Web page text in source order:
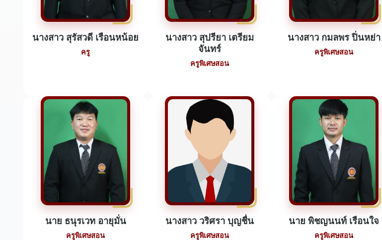
นางสาว สุรัสวดี เรือนหน้อย
ครู
นางสาว สุปรียา เตรียม
จันทร์
ครูพิเศษสอน
นางสาว กมลพร ปิ่นหย่า
ครูพิเศษสอน
นาย ธนุรเวท อายุมั่น
ครูพิเศษสอน
นางสาว วริศรา บุญชื่น
ครูพิเศษสอน
นาย พิชญนนท์ เรือนใจ
ครูพิเศษสอน